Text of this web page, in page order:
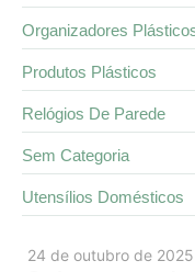
24 de outubro de 2025
Organizadores
Produtos Plásticos
Relógios De Parede
Sem Categoria
Utensílios Domésticos